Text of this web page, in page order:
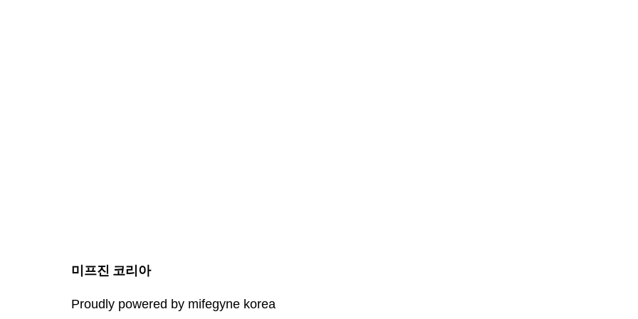
미프진 코리아
Proudly powered by mifegyne korea